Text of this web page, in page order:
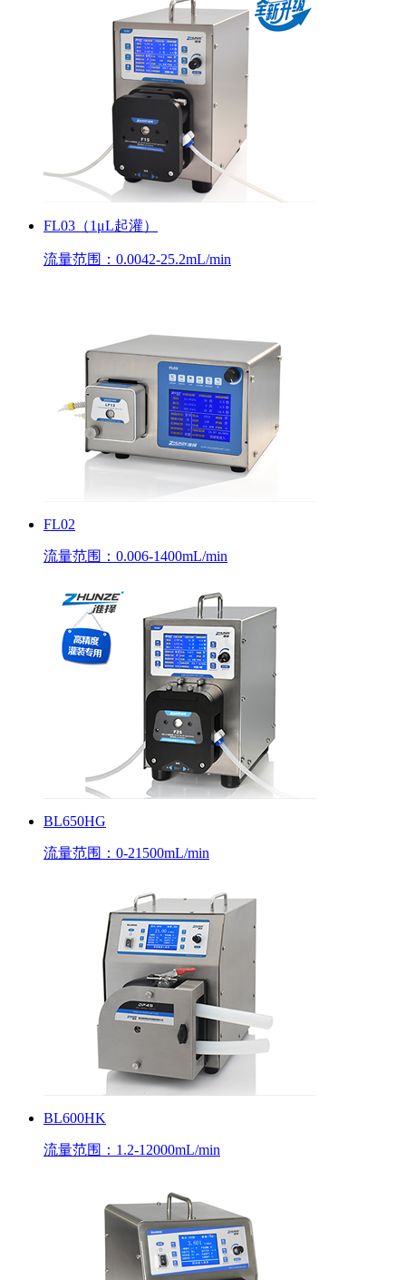
FL03（1μL起灌）
流量范围：0.0042-25.2mL/min
FL02
流量范围：0.006-1400mL/min
BL650HG
流量范围：0-21500mL/min
BL600HK
流量范围：1.2-12000mL/min